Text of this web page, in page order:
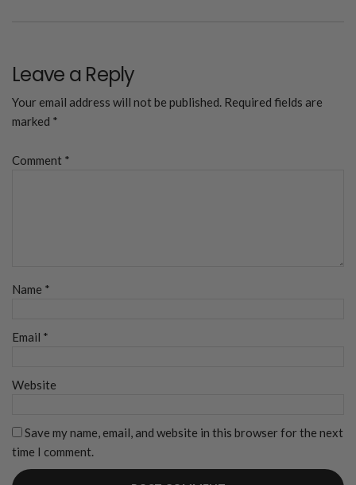
Leave a Reply
Your email address will not be published. Required fields are
marked *
Comment *
Name *
Email *
Website
Save my name, email, and website in this browser for the next
time I comment.